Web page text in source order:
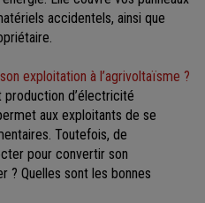
accidentels, ainsi que
exploitation à l’agrivoltaïsme ?
d’électricité
aux exploitants de se
Toutefois, de
pour convertir son
? Quelles sont les bonnes